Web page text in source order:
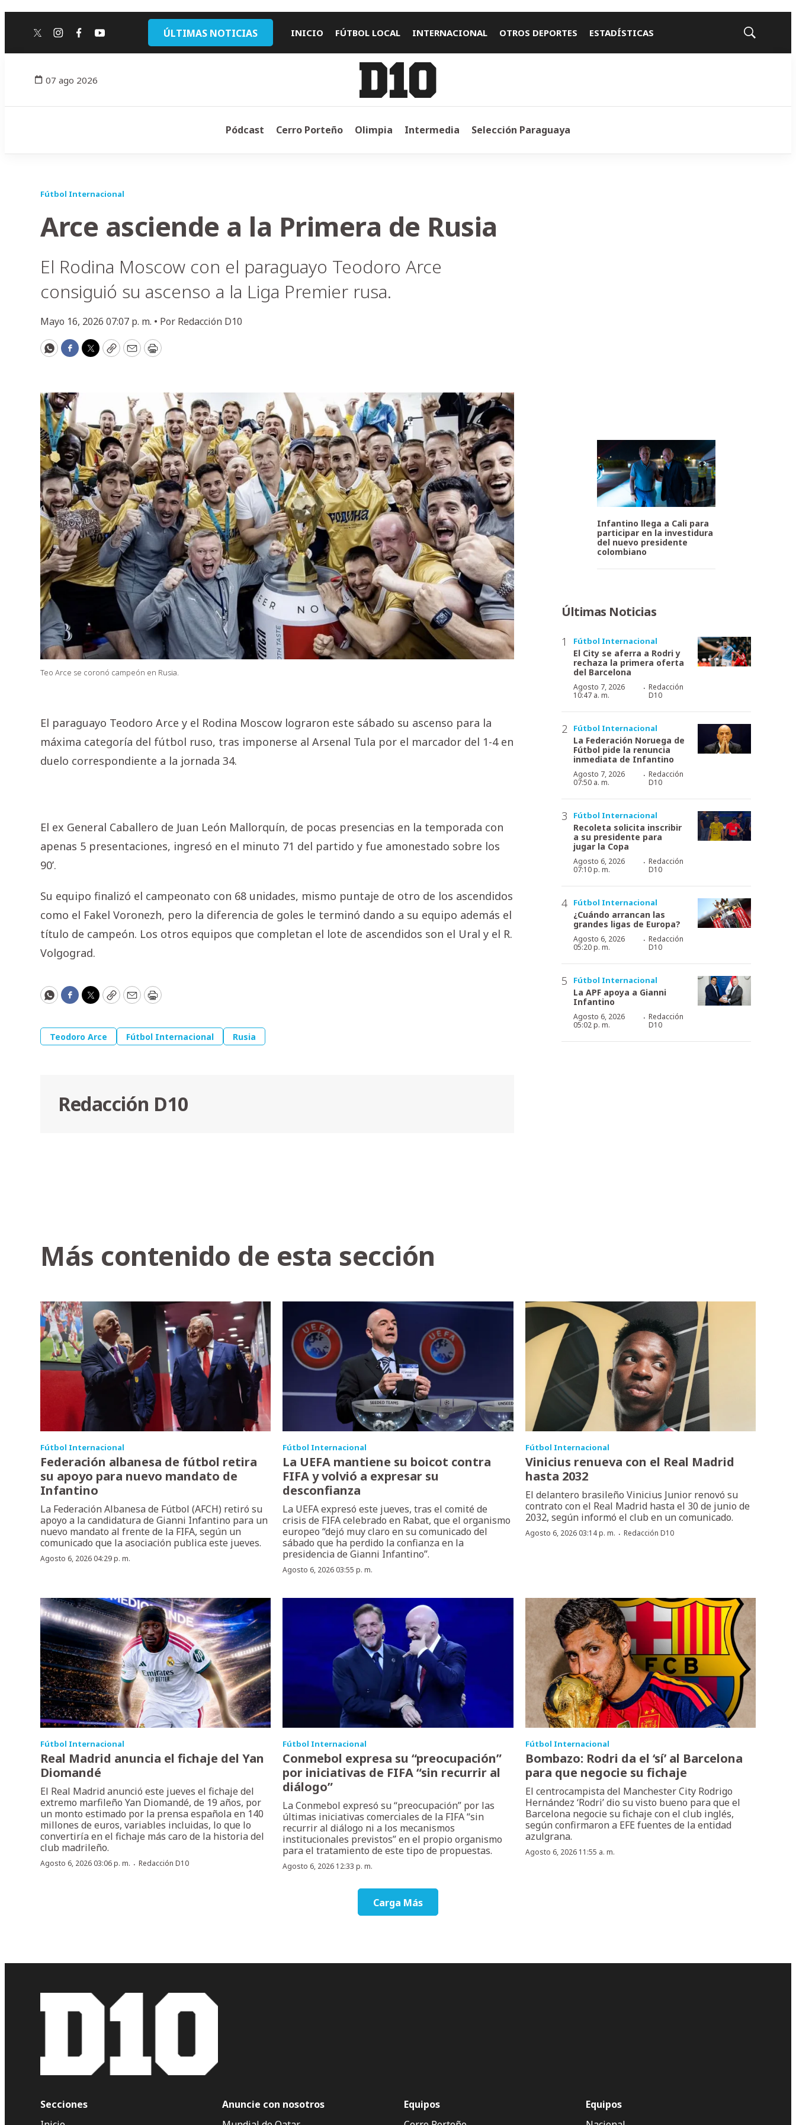
twitterinstagram
facebook
youtube ÚLTIMAS NOTICIAS INICIO FÚTBOL LOCAL INTERNACIONAL OTROS DEPORTES ESTADÍSTICAS
Mostrar
07 ago 2026
Pódcast Cerro Porteño Olimpia Intermedia Selección Paraguaya
Fútbol Internacional
Arce asciende a la Primera de Rusia
El Rodina Moscow con el paraguayo Teodoro Arce
consiguió su ascenso a la Liga Premier rusa.
Mayo 16, 2026 07:07 p. m. • Por Redacción D10
WhatsApp
Facebook
Twitter
CopyEmailPrint
Teo Arce se coronó campeón en Rusia.
El paraguayo Teodoro Arce y el Rodina Moscow lograron este sábado su ascenso para la
máxima categoría del fútbol ruso, tras imponerse al Arsenal Tula por el marcador del 1-4 en
duelo correspondiente a la jornada 34.
El ex General Caballero de Juan León Mallorquín, de pocas presencias en la temporada con
apenas 5 presentaciones, ingresó en el minuto 71 del partido y fue amonestado sobre los
90’.
Su equipo finalizó el campeonato con 68 unidades, mismo puntaje de otro de los ascendidos
como el Fakel Voronezh, pero la diferencia de goles le terminó dando a su equipo además el
título de campeón. Los otros equipos que completan el lote de ascendidos son el Ural y el R.
Volgograd.
WhatsApp
Facebook
Twitter
CopyEmailPrint
Teodoro Arce Fútbol Internacional Rusia
Redacción D10
Infantino llega a Cali para
participar en la investidura
del nuevo presidente
colombiano
Últimas Noticias
Fútbol Internacional
El City se aferra a Rodri y
rechaza la primera oferta
del Barcelona
Agosto 7, 2026
10:47 a. m.
· Redacción
D10
Fútbol Internacional
La Federación Noruega de
Fútbol pide la renuncia
inmediata de Infantino
Agosto 7, 2026
07:50 a. m.
· Redacción
D10
Fútbol Internacional
Recoleta solicita inscribir
a su presidente para
jugar la Copa
Agosto 6, 2026
07:10 p. m.
· Redacción
D10
Fútbol Internacional
¿Cuándo arrancan las
grandes ligas de Europa?
Agosto 6, 2026
05:20 p. m.
· Redacción
D10
Fútbol Internacional
La APF apoya a Gianni
Infantino
Agosto 6, 2026
05:02 p. m.
· Redacción
D10
Más contenido de esta sección
Fútbol Internacional
Federación albanesa de fútbol retira
su apoyo para nuevo mandato de
Infantino
La Federación Albanesa de Fútbol (AFCH) retiró su
apoyo a la candidatura de Gianni Infantino para un
nuevo mandato al frente de la FIFA, según un
comunicado que la asociación publica este jueves.
Agosto 6, 2026 04:29 p. m.
Fútbol Internacional
La UEFA mantiene su boicot contra
FIFA y volvió a expresar su
desconfianza
La UEFA expresó este jueves, tras el comité de
crisis de FIFA celebrado en Rabat, que el organismo
europeo “dejó muy claro en su comunicado del
sábado que ha perdido la confianza en la
presidencia de Gianni Infantino”.
Agosto 6, 2026 03:55 p. m.
Fútbol Internacional
Vinicius renueva con el Real Madrid
hasta 2032
El delantero brasileño Vinicius Junior renovó su
contrato con el Real Madrid hasta el 30 de junio de
2032, según informó el club en un comunicado.
Agosto 6, 2026 03:14 p. m. · Redacción D10
Fútbol Internacional
Real Madrid anuncia el fichaje del Yan
Diomandé
El Real Madrid anunció este jueves el fichaje del
extremo marfileño Yan Diomandé, de 19 años, por
un monto estimado por la prensa española en 140
millones de euros, variables incluidas, lo que lo
convertiría en el fichaje más caro de la historia del
club madrileño.
Agosto 6, 2026 03:06 p. m. · Redacción D10
Fútbol Internacional
Conmebol expresa su “preocupación”
por iniciativas de FIFA “sin recurrir al
diálogo”
La Conmebol expresó su “preocupación” por las
últimas iniciativas comerciales de la FIFA “sin
recurrir al diálogo ni a los mecanismos
institucionales previstos” en el propio organismo
para el tratamiento de este tipo de propuestas.
Agosto 6, 2026 12:33 p. m.
Fútbol Internacional
Bombazo: Rodri da el ‘sí’ al Barcelona
para que negocie su fichaje
El centrocampista del Manchester City Rodrigo
Hernández ‘Rodri’ dio su visto bueno para que el
Barcelona negocie su fichaje con el club inglés,
según confirmaron a EFE fuentes de la entidad
azulgrana.
Agosto 6, 2026 11:55 a. m.
Carga Más
Secciones
Anuncie con nosotros
Equipos
Equipos